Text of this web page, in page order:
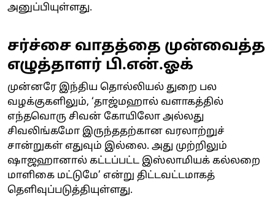
அனுப்பியுள்ளது.
சர்ச்சை வாதத்தை முன்வைத்த
எழுத்தாளர் பி.என்.ஓக்
முன்னரே இந்திய தொல்லியல் துறை பல
வழக்குகளிலும், ‘தாஜ்மஹால் வளாகத்தில்
எந்தவொரு சிவன் கோயிலோ அல்லது
சிவலிங்கமோ இருந்ததற்கான வரலாற்றுச்
சான்றுகள் எதுவும் இல்லை. அது முற்றிலும்
ஷாஜஹானால் கட்டப்பட்ட இஸ்லாமியக் கல்லறை
மாளிகை மட்டுமே’ என்று திட்டவட்டமாகத்
தெளிவுப்படுத்தியுள்ளது.